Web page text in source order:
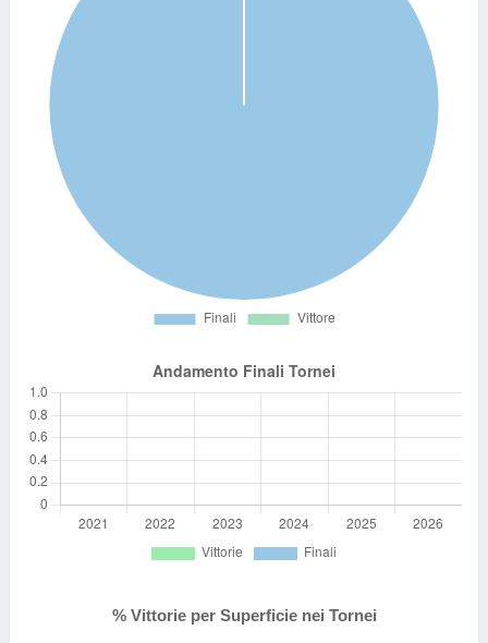
% Vittorie per Superficie nei Tornei